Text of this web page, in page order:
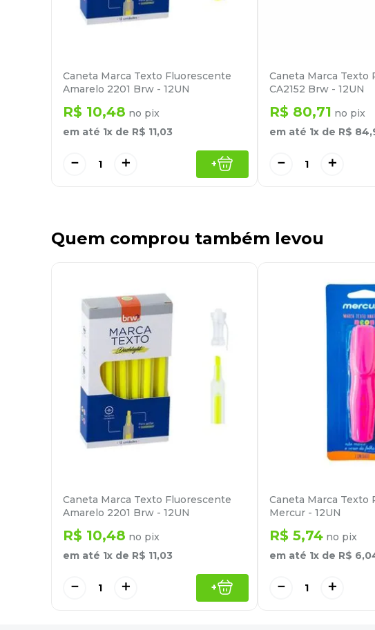
Caneta Marca Texto Fluorescente
Amarelo 2201 Brw - 12UN
R$ 10,48 no pix
em até 1x de R$ 11,03
＋
－ +
Caneta Marca Texto
CA2152 Brw - 12UN
R$ 80,71 no pix
em até 1x de R$ 84,
＋
－
Quem comprou também levou
Caneta Marca Texto Fluorescente
Amarelo 2201 Brw - 12UN
R$ 10,48 no pix
em até 1x de R$ 11,03
＋
－ +
Caneta Marca Texto
Mercur - 12UN
R$ 5,74 no pix
em até 1x de R$ 6,
＋
－